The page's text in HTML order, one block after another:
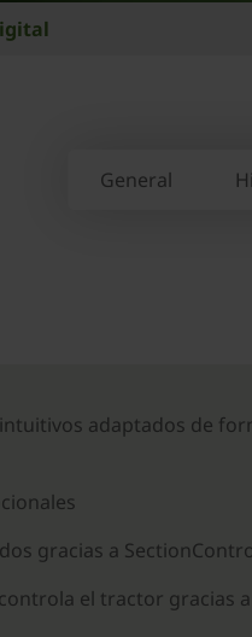
General
adaptados de
gracias a
el tractor gracias